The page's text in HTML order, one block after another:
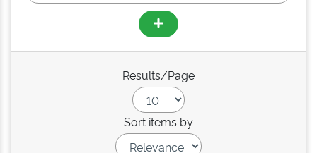
Results/Page
Sort items by